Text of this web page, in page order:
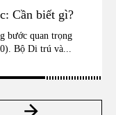
Cần biết gì?
bước quan trọng
Bộ Di trú và...